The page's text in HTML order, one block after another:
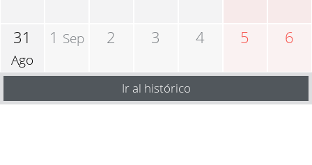
31
Ago
1 Sep 2 3 4 5 6
Ir al histórico